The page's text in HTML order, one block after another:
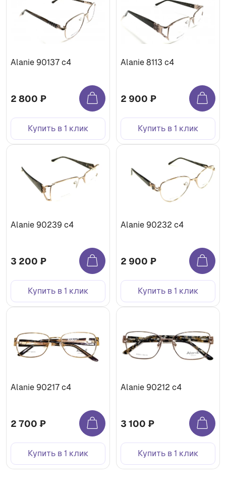
Alanie 90137 c4
2 800 ₽
Купить в 1 клик
Alanie 8113 c4
2 900 ₽
Купить в 1 клик
Alanie 90239 c4
3 200 ₽
Купить в 1 клик
Alanie 90232 c4
2 900 ₽
Купить в 1 клик
Alanie 90217 c4
2 700 ₽
Купить в 1 клик
Alanie 90212 c4
3 100 ₽
Купить в 1 клик